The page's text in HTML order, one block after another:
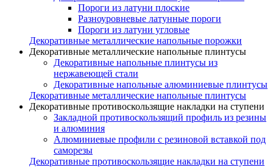
Пороги из латуни плоские
Разноуровневые латунные пороги
Пороги из латуни угловые
Декоративные металлические напольные порожки
Декоративные металлические напольные плинтусы
Декоративные напольные плинтусы из
нержавеющей стали
Декоративные напольные алюминиевые плинтусы
Декоративные металлические напольные плинтусы
Декоративные противоскользящие накладки на ступени
Закладной противоскользящий профиль из резины
и алюминия
Алюминиевые профили с резиновой вставкой под
саморезы
Декоративные противоскользящие накладки на ступени